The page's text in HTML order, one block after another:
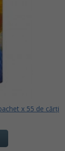
х 55 de cărți